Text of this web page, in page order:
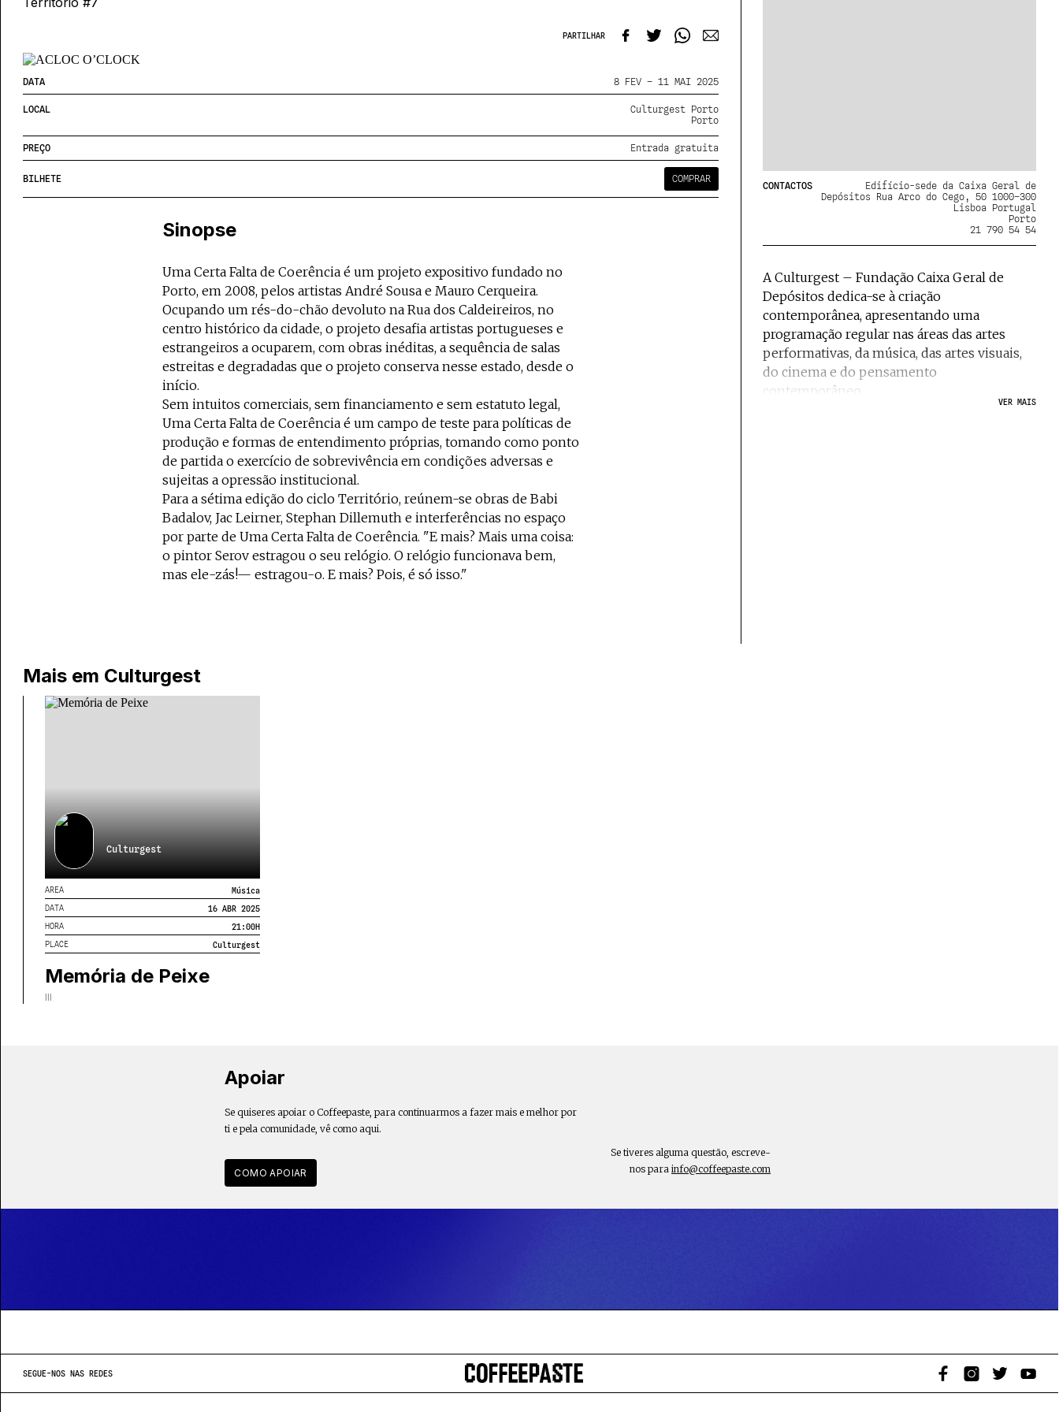
PARTILHAR
DATA 8 FEV – 11 MAI 2025
LOCAL
Culturgest Porto
Porto
PREÇO Entrada gratuita
BILHETE COMPRAR
Sinopse
Uma Certa Falta de Coerência é um projeto expositivo fundado no
Porto, em 2008, pelos artistas André Sousa e Mauro Cerqueira.
Ocupando um rés-do-chão devoluto na Rua dos Caldeireiros, no
centro histórico da cidade, o projeto desafia artistas portugueses e
estrangeiros a ocuparem, com obras inéditas, a sequência de salas
estreitas e degradadas que o projeto conserva nesse estado, desde o
início.
Sem intuitos comerciais, sem financiamento e sem estatuto legal,
Uma Certa Falta de Coerência é um campo de teste para políticas de
produção e formas de entendimento próprias, tomando como ponto
de partida o exercício de sobrevivência em condições adversas e
sujeitas a opressão institucional.
Para a sétima edição do ciclo Território, reúnem-se obras de Babi
Badalov, Jac Leirner, Stephan Dillemuth e interferências no espaço
por parte de Uma Certa Falta de Coerência. "E mais? Mais uma coisa:
o pintor Serov estragou o seu relógio. O relógio funcionava bem,
mas ele-zás!— estragou-o. E mais? Pois, é só isso."
CONTACTOS
Edifício-sede da Caixa Geral de
Depósitos Rua Arco do Cego, 50 1000–300
Lisboa Portugal
Porto
21 790 54 54
A Culturgest – Fundação Caixa Geral de
Depósitos dedica-se à criação
contemporânea, apresentando uma
programação regular nas áreas das artes
performativas, da música, das artes visuais,
do cinema e do pensamento
contemporâneo.
VER MAIS
Mais em Culturgest
Culturgest
AREA
Música
DATA
16 ABR 2025
HORA
21:00H
PLACE
Culturgest
Memória de Peixe
III
Apoiar
Se quiseres apoiar o Coffeepaste, para continuarmos a fazer mais e melhor por
ti e pela comunidade, vê como aqui.
COMO APOIAR
Se tiveres alguma questão, escreve-
nos parainfo@coffeepaste.com
SEGUE-NOS NAS REDES